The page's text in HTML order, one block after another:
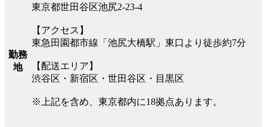
勤務
地
東京都世田谷区池尻2-23-4
【アクセス】
東急田園都市線「池尻大橋駅」東口より徒歩約7分
【配送エリア】
渋谷区・新宿区・世田谷区・目黒区
※上記を含め、東京都内に18拠点あります。